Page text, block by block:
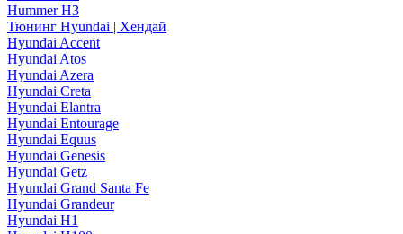
Hummer H3
Тюнинг Hyundai | Хендай
Hyundai Accent
Hyundai Atos
Hyundai Azera
Hyundai Creta
Hyundai Elantra
Hyundai Entourage
Hyundai Equus
Hyundai Genesis
Hyundai Getz
Hyundai Grand Santa Fe
Hyundai Grandeur
Hyundai H1